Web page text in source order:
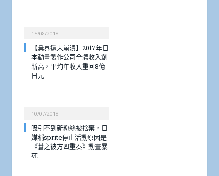
15/08/2018
【業界還未崩潰】2017年日
本動畫製作公司全體收入創
新高，平均年收入重回8億
日元
10/07/2018
吸引不到新粉絲被捨棄，日
媒稱sprite停止活動原因是
《蒼之彼方四重奏》動畫暴
死